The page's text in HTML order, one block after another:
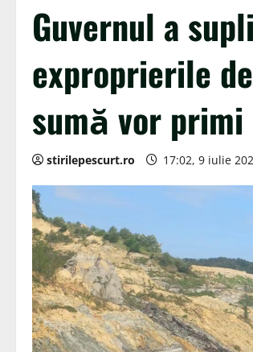
Guvernul a
exproprierile
sumă vor
stirilepescurt.ro 17:02, 9 iulie